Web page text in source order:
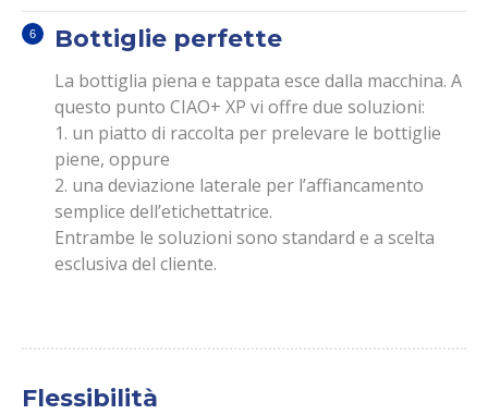
Bottiglie perfette
La bottiglia piena e tappata esce dalla macchina. A
questo punto CIAO+ XP vi offre due soluzioni:
1. un piatto di raccolta per prelevare le bottiglie
piene, oppure
2. una deviazione laterale per l’affiancamento
semplice dell’etichettatrice.
Entrambe le soluzioni sono standard e a scelta
esclusiva del cliente.
Flessibilità